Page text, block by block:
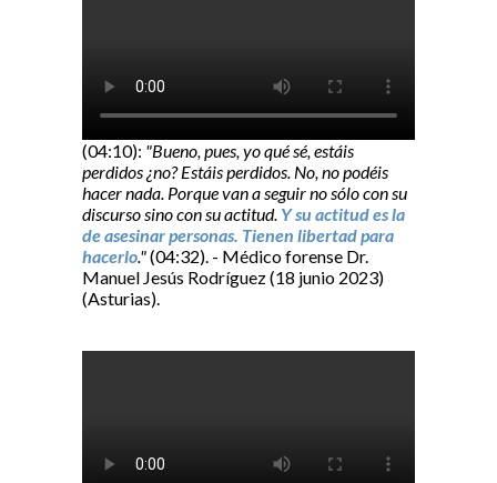
(04:10): "Bueno, pues, yo qué sé, estáis
perdidos ¿no? Estáis perdidos. No, no podéis
hacer nada. Porque van a seguir no sólo con su
discurso sino con su actitud. Y su actitud es la
de asesinar personas. Tienen libertad para
hacerlo."(04:32). - Médico forense Dr.
Manuel Jesús Rodríguez (18 junio 2023)
(Asturias).